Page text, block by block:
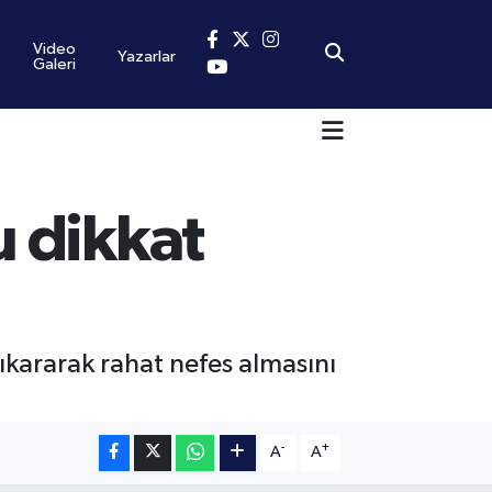
Video
Galeri
Yazarlar
dikkat
rahat nefes almasını
A- A+